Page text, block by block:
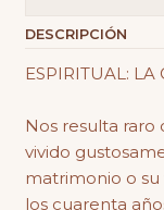
DESCRIPCIÓN
ESPIRITUAL: LA
Nos resulta raro
vivido
matrimonio o su
los cuarenta